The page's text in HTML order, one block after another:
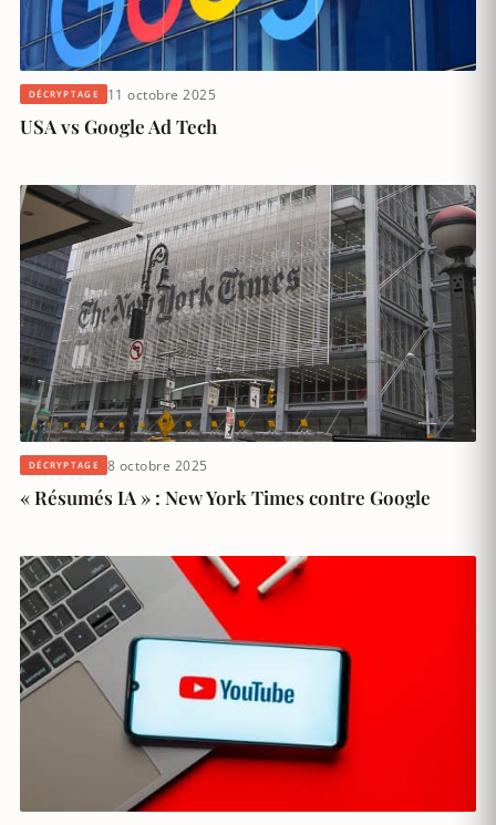
DÉCRYPTAGE 11 octobre 2025
USA vs Google Ad Tech
DÉCRYPTAGE 8 octobre 2025
« Résumés IA » : New York Times contre Google